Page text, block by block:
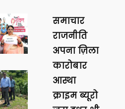
समाचार
राजनीति
अपना ज़िला
कारोबार
आस्था
क्राइम ब्यूरो